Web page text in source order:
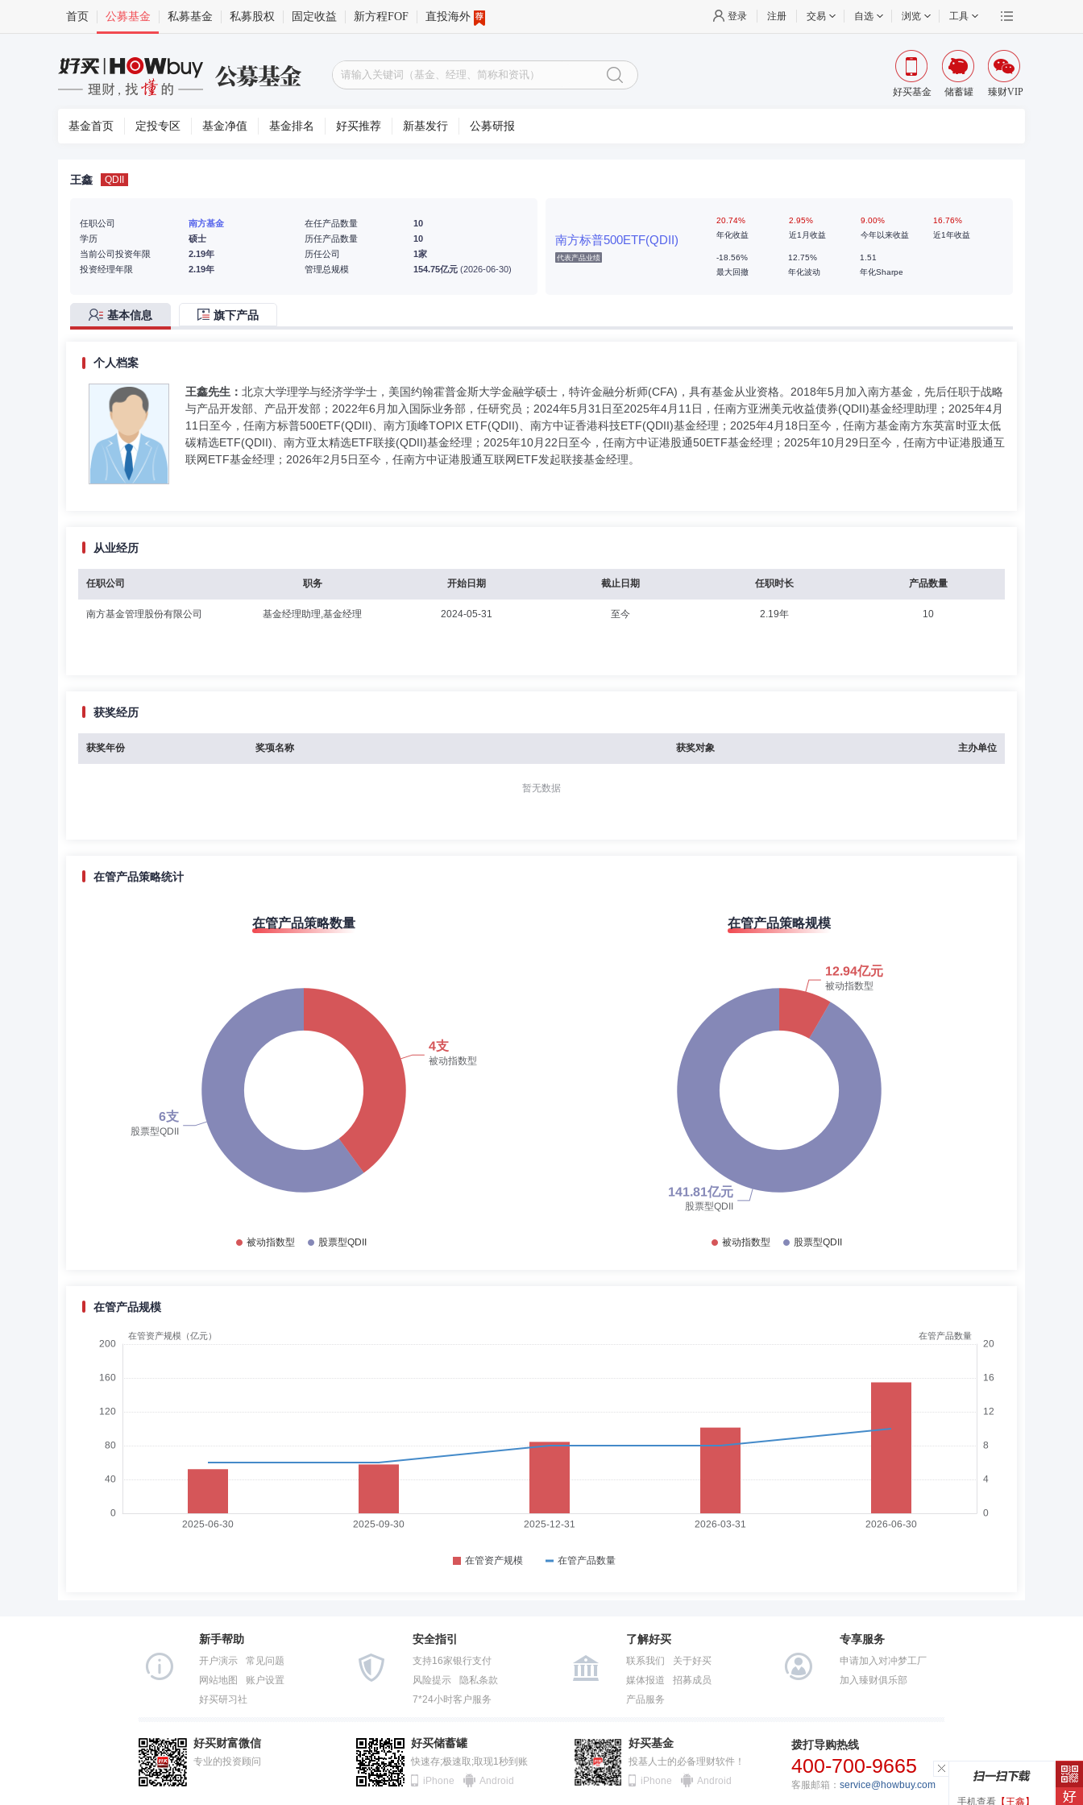
首页 公募基金 私募基金 私募股权 固定收益 新方程FOF 直投海外 登录 注册 交易 自选 浏览 工具
好买基金 储蓄罐 臻财VIP
基金首页 定投专区 基金净值 基金排名 好买推荐 新基发行 公募研报
王鑫 QDII
任职公司
南方基金
学历
硕士
当前公司投资年限
2.19年
投资经理年限
2.19年
在任产品数量
10
历任产品数量
10
历任公司
1家
管理总规模
154.75亿元 (2026-06-30)
南方标普500ETF(QDII)
代表产品业绩
20.74%
年化收益
2.95%
近1月收益
9.00%
今年以来收益
16.76%
近1年收益
-18.56%
最大回撤
12.75%
年化波动
1.51
年化Sharpe
基本信息 旗下产品
个人档案
王鑫先生： 北京大学理学与经济学学士，美国约翰霍普金斯大学金融学硕士，特许金融分析师(CFA)，具有基金从业资格。2018年5月加入南方基金，先后任职于战略
与产品开发部、产品开发部；2022年6月加入国际业务部，任研究员；2024年5月31日至2025年4月11日，任南方亚洲美元收益债券(QDII)基金经理助理；2025年4月
11日至今，任南方标普500ETF(QDII)、南方顶峰TOPIX ETF(QDII)、南方中证香港科技ETF(QDII)基金经理；2025年4月18日至今，任南方基金南方东英富时亚太低
碳精选ETF(QDII)、南方亚太精选ETF联接(QDII)基金经理；2025年10月22日至今，任南方中证港股通50ETF基金经理；2025年10月29日至今，任南方中证港股通互
联网ETF基金经理；2026年2月5日至今，任南方中证港股通互联网ETF发起联接基金经理。
从业经历
任职公司 职务 开始日期 截止日期 任职时长 产品数量
南方基金管理股份有限公司 基金经理助理,基金经理 2024-05-31 至今 2.19年 10
获奖经历
获奖年份 奖项名称 获奖对象 主办单位
暂无数据
在管产品策略统计
在管产品策略数量 在管产品策略规模
在管产品规模
手机查看 【王鑫】
新手帮助
开户演示
常见问题
网站地图
账户设置
好买研习社
安全指引
支持16家银行支付
风险提示
隐私条款
7*24小时客户服务
了解好买
联系我们
关于好买
媒体报道
招募成员
产品服务
专享服务
申请加入对冲梦工厂
加入臻财俱乐部
好买财富微信
专业的投资顾问
好买储蓄罐
快速存;极速取;取现1秒到账
iPhone
Android
好买基金
投基人士的必备理财软件！
iPhone
Android
拨打导购热线
400-700-9665
客服邮箱： service@howbuy.com